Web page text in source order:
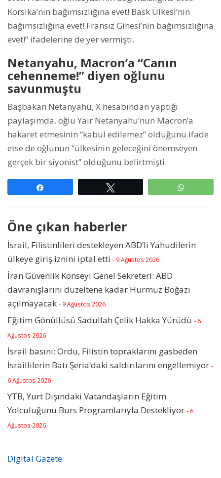
Korsika’nın bağımsızlığına evet! Bask Ülkesi’nin
bağımsızlığına evet! Fransız Ginesi’nin bağımsızlığına
evet!” ifadelerine de yer vermişti.
Netanyahu, Macron’a “Canın
cehenneme!” diyen oğlunu
savunmuştu
Başbakan Netanyahu, X hesabından yaptığı
paylaşımda, oğlu Yair Netanyahu’nun Macron’a
hakaret etmesinin “kabul edilemez” olduğunu ifade
etse de oğlunun “ülkesinin geleceğini önemseyen
gerçek bir siyonist” olduğunu belirtmişti.
Öne çıkan haberler
İsrail, Filistinlileri destekleyen ABD’li Yahudilerin
ülkeye giriş iznini iptal etti - 9 Ağustos 2026
İran Güvenlik Konseyi Genel Sekreteri: ABD
davranışlarını düzeltene kadar Hürmüz Boğazı
açılmayacak - 9 Ağustos 2026
Eğitim Gönüllüsü Sadullah Çelik Hakka Yürüdü - 6
Ağustos 2026
İsrail basını: Ordu, Filistin topraklarını gasbeden
İsraillilerin Batı Şeria’daki saldırılarını engellemiyor -
6 Ağustos 2026
YTB, Yurt Dışındaki Vatandaşların Eğitim
Yolculuğunu Burs Programlarıyla Destekliyor - 6
Ağustos 2026
Digital Gazete